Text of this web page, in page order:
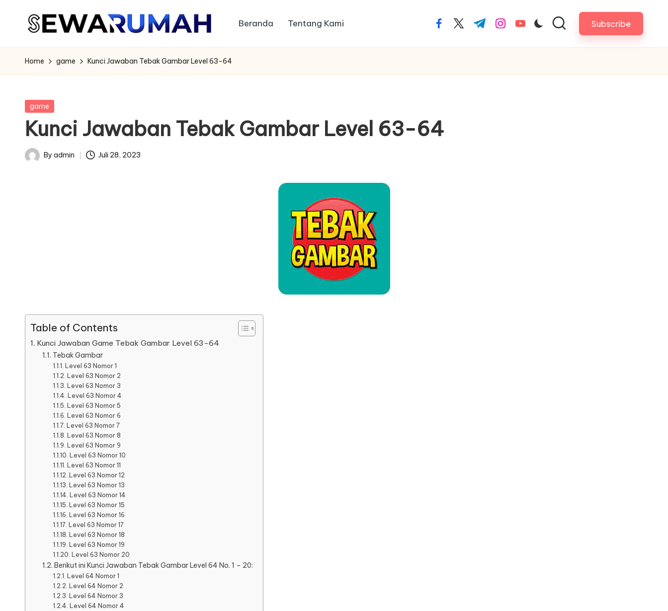
Beranda Tentang Kami facebook.com
twitter.com
t.me instagram.com
youtube.com Subscribe
Home game Kunci Jawaban Tebak Gambar Level 63-64
Posted
game
Kunci Jawaban Tebak Gambar Level 63-64
Posted
By admin Juli 28, 2023
Table of Contents
Kunci Jawaban Game Tebak Gambar Level 63-64
Tebak Gambar
Level 63 Nomor 1
Level 63 Nomor 2
Level 63 Nomor 3
Level 63 Nomor 4
Level 63 Nomor 5
Level 63 Nomor 6
Level 63 Nomor 7
Level 63 Nomor 8
Level 63 Nomor 9
Level 63 Nomor 10
Level 63 Nomor 11
Level 63 Nomor 12
Level 63 Nomor 13
Level 63 Nomor 14
Level 63 Nomor 15
Level 63 Nomor 16
Level 63 Nomor 17
Level 63 Nomor 18
Level 63 Nomor 19
Level 63 Nomor 20
Berikut ini Kunci Jawaban Tebak Gambar Level 64 No. 1 – 20:
Level 64 Nomor 1
Level 64 Nomor 2
Level 64 Nomor 3
Level 64 Nomor 4